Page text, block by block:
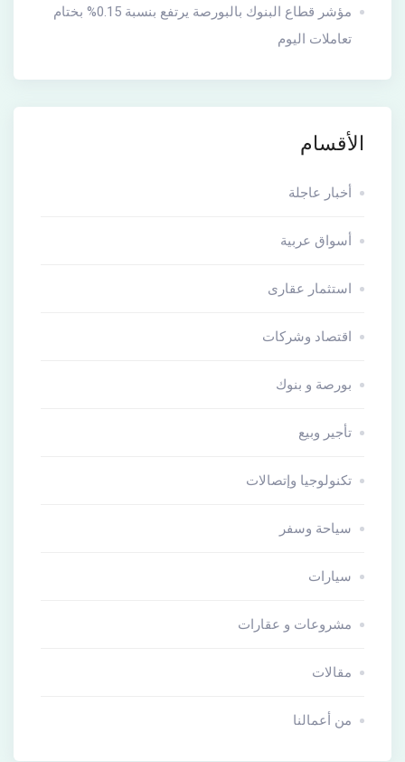
مؤشر قطاع البنوك بالبورصة يرتفع بنسبة 0.15% بختام
تعاملات اليوم
الأقسام
أخبار عاجلة
أسواق عربية
استثمار عقارى
اقتصاد وشركات
بورصة و بنوك
تأجير وبيع
تكنولوجيا وإتصالات
سياحة وسفر
سيارات
مشروعات و عقارات
مقالات
من أعمالنا